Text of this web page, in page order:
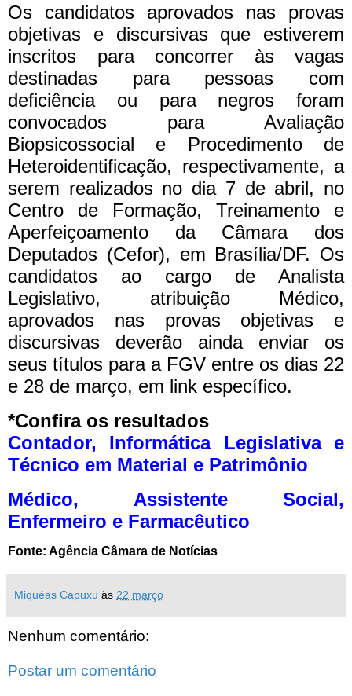
Os candidatos aprovados nas provas
objetivas e discursivas que estiverem
inscritos para concorrer às vagas
destinadas para pessoas com
deficiência ou para negros foram
convocados para Avaliação
Biopsicossocial e Procedimento de
Heteroidentificação, respectivamente, a
serem realizados no dia 7 de abril, no
Centro de Formação, Treinamento e
Aperfeiçoamento da Câmara dos
Deputados (Cefor), em Brasília/DF. Os
candidatos ao cargo de Analista
Legislativo, atribuição Médico,
aprovados nas provas objetivas e
discursivas deverão ainda enviar os
seus títulos para a FGV entre os dias 22
e 28 de março, em link específico.
*Confira os resultados
Contador, Informática Legislativa e
Técnico em Material e Patrimônio
Médico, Assistente Social,
Enfermeiro e Farmacêutico
Fonte: Agência Câmara de Notícias
Miquéas Capuxu às 22 março
Nenhum comentário:
Postar um comentário